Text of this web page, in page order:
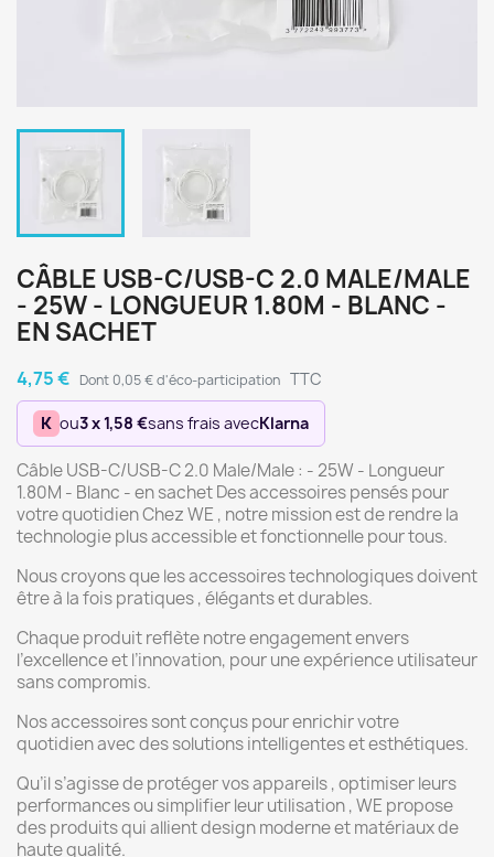
CÂBLE USB-C/USB-C 2.0 MALE/MALE
- 25W - LONGUEUR 1.80M - BLANC -
EN SACHET
4,75 € Dont 0,05 € d'éco-participation TTC
K ou3 x 1,58 €sans frais avecKlarna
Câble USB-C/USB-C 2.0 Male/Male : - 25W - Longueur
1.80M - Blanc - en sachet Des accessoires pensés pour
votre quotidien Chez WE , notre mission est de rendre la
technologie plus accessible et fonctionnelle pour tous.
Nous croyons que les accessoires technologiques doivent
être à la fois pratiques , élégants et durables.
Chaque produit reflète notre engagement envers
l’excellence et l’innovation, pour une expérience utilisateur
sans compromis.
Nos accessoires sont conçus pour enrichir votre
quotidien avec des solutions intelligentes et esthétiques.
Qu’il s’agisse de protéger vos appareils , optimiser leurs
performances ou simplifier leur utilisation , WE propose
des produits qui allient design moderne et matériaux de
haute qualité.